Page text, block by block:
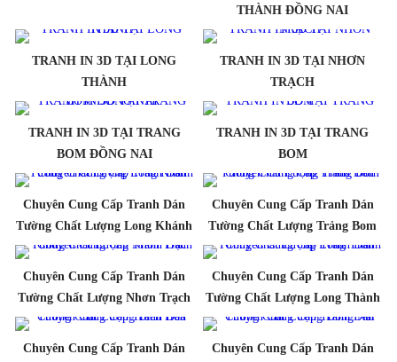
THÀNH ĐỒNG NAI
TRANH IN 3D TẠI LONG
THÀNH
TRANH IN 3D TẠI NHƠN
TRẠCH
TRANH IN 3D TẠI TRANG
BOM ĐỒNG NAI
TRANH IN 3D TẠI TRANG
BOM
Chuyên Cung Cấp Tranh Dán
Tường Chất Lượng Long Khánh
Chuyên Cung Cấp Tranh Dán
Tường Chất Lượng Trảng Bom
Chuyên Cung Cấp Tranh Dán
Tường Chất Lượng Nhơn Trạch
Chuyên Cung Cấp Tranh Dán
Tường Chất Lượng Long Thành
Chuyên Cung Cấp Tranh Dán
Chuyên Cung Cấp Tranh Dán